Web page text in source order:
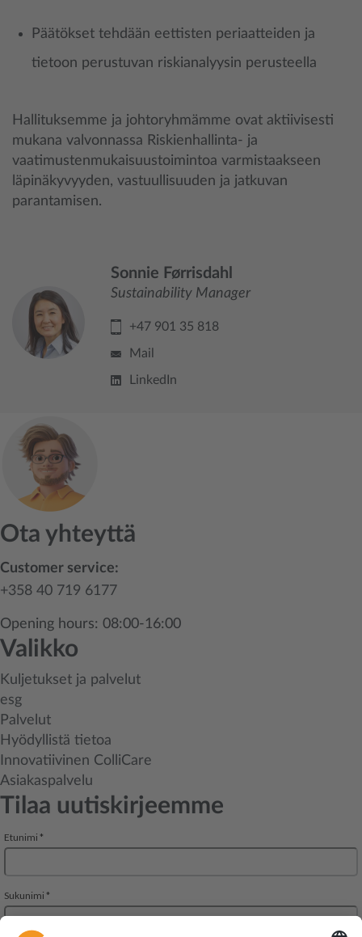
Päätökset tehdään eettisten periaatteiden ja
tietoon perustuvan riskianalyysin perusteella
Hallituksemme ja johtoryhmämme ovat aktiivisesti
mukana valvonnassa Riskienhallinta- ja
vaatimustenmukaisuustoimintoa varmistaakseen
läpinäkyvyyden, vastuullisuuden ja jatkuvan
parantamisen.
Sonnie Førrisdahl
Sustainability Manager
+47 901 35 818
Mail
LinkedIn
Ota yhteyttä
Customer service:
+358 40 719 6177
Opening hours: 08:00-16:00
Valikko
Kuljetukset ja palvelut
esg
Palvelut
Hyödyllistä tietoa
Innovatiivinen ColliCare
Asiakaspalvelu
Tilaa uutiskirjeemme